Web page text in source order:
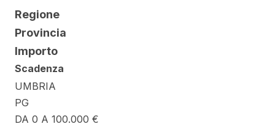
Regione
Provincia
Importo
Scadenza
UMBRIA
PG
DA 0 A 100.000 €